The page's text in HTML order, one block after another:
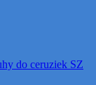
do ceruziek SZ